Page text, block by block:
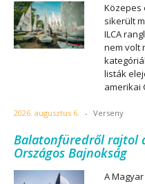
Közepes
sikerült
ILCA
nem volt
listák
amerikai
2026. augusztus 6. - Verseny
Balatonfüredről rajtol
Országos Bajnokság
A